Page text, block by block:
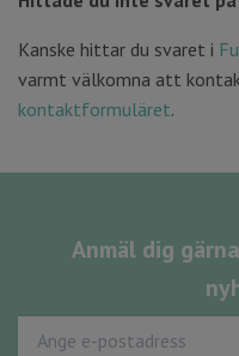
Kanske hittar du svaret i
varmt välkomna att
kontaktformuläret.
Anmäl dig